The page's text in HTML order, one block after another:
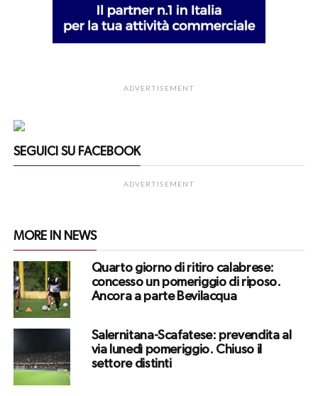
ADVERTISEMENT
SEGUICI SU FACEBOOK
ADVERTISEMENT
MORE IN NEWS
Quarto giorno di ritiro calabrese:
concesso un pomeriggio di riposo.
Ancora a parte Bevilacqua
Salernitana-Scafatese: prevendita al
via lunedì pomeriggio. Chiuso il
settore distinti